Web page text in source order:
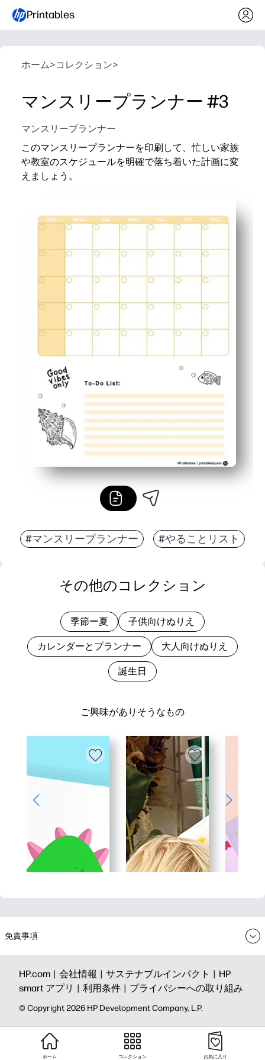
Printables
ホーム>コレクション>
マンスリープランナー #3
マンスリープランナー
このマンスリープランナーを印刷して、忙しい家族
や教室のスケジュールを明確で落ち着いた計画に変
えましょう。
広々とした月間レイアウトなので、学校のイベント
冷蔵庫、宿題ステーション、教師用バインダーなど
#マンスリープランナー #やることリスト
ご興味がありそうなもの
その他のコレクション
季節ー夏 子供向けぬりえ
カレンダーとプランナー 大人向けぬりえ
誕生日
免責事項
HP.com | 会社情報 | サステナブルインパクト | HP
smart アプリ | 利用条件 | プライバシーへの取り組み
©️ Copyright 2026 HP Development Company, L.P.
ホーム コレクション お気に入り